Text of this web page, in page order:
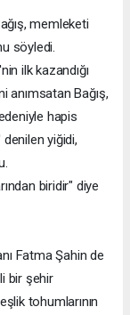
memleketi
söyledi.
ilk kazandığı
Bağış,
hapis
yiğidi,
biridir" diye
Fatma Şahin de
bir şehir
tohumlarının